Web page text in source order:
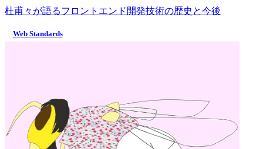
杜甫々が語るフロントエンド開発技術の歴史と今後
Web Standards